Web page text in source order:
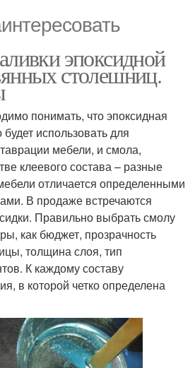
эпоксидной
столешниц.
понимать, что эпоксидная
использовать для
мебели, и смола,
клеевого состава – разные
отличается определенными
В продаже встречаются
Правильно выбрать смолу
как бюджет, прозрачность
толщина слоя, тип
К каждому составу
в которой четко определена